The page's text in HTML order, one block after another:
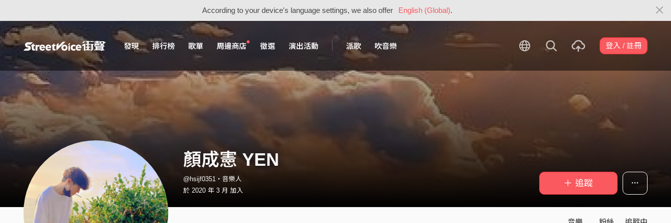
According to your device's language settings, we also offer English (Global).
發現 排行榜 歌單 周邊商店 徵選 演出活動 派歌 吹音樂 登入 / 註冊
顏成憲 YEN
@hsijf0351・音樂人
於 2020 年 3 月 加入
＋ 追蹤